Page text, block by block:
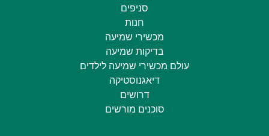
סניפים
חנות
מכשירי שמיעה
בדיקות שמיעה
עולם מכשירי שמיעה לילדים
דיאגנוסטיקה
דרושים
סוכנים מורשים